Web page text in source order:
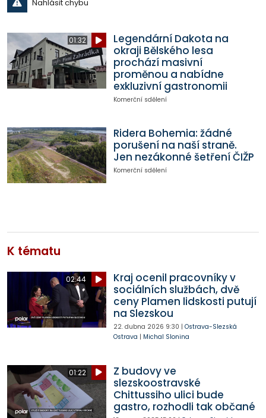
Nahlásit chybu
01:32
Legendární Dakota na
okraji Bělského lesa
prochází masivní
proměnou a nabídne
exkluzivní gastronomii
Komerční sdělení
Ridera Bohemia: žádné
porušení na naší straně.
Jen nezákonné šetření ČIŽP
Komerční sdělení
K tématu
02:44
Kraj ocenil pracovníky v
sociálních službách, dvě
ceny Plamen lidskosti putují
na Slezskou
22. dubna 2026 9:30 | Ostrava-Slezská
Ostrava | Michal Slonina
01:22
Z budovy ve
slezskoostravské
Chittussiho ulici bude
gastro, rozhodli tak občané